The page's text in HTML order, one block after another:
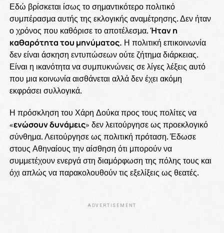
Εδώ βρίσκεται ίσως το σημαντικότερο πολιτικό
συμπέρασμα αυτής της εκλογικής αναμέτρησης. Δεν ήταν
ο χρόνος που καθόρισε το αποτέλεσμα.Ήταν η
καθαρότητα του μηνύματος. Η πολιτική επικοινωνία
δεν είναι άσκηση εντυπώσεων ούτε ζήτημα διάρκειας.
Είναι η ικανότητα να συμπυκνώνεις σε λίγες λέξεις αυτό
που μια κοινωνία αισθάνεται αλλά δεν έχει ακόμη
εκφράσει συλλογικά.
Η πρόσκληση του Χάρη Δούκα προς τους πολίτες να
«ενώσουν δυνάμεις» δεν λειτούργησε ως προεκλογικό
σύνθημα. Λειτούργησε ως πολιτική πρόταση. Έδωσε
στους Αθηναίους την αίσθηση ότι μπορούν να
συμμετέχουν ενεργά στη διαμόρφωση της πόλης τους και
όχι απλώς να παρακολουθούν τις εξελίξεις ως θεατές.
ADVERTISEMENT